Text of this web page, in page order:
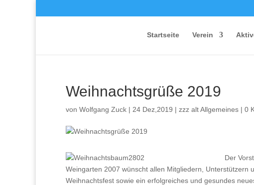
Startseite Verein
Weihnachtsgrüße 2019
von Wolfgang Zuck | 24 Dez,2019 | zzz alt Allgemeines | 0
Der
Weingarten 2007 wünscht allen Mitgliedern, Unterstützern
Weihnachtsfest sowie ein erfolgreiches und gesundes